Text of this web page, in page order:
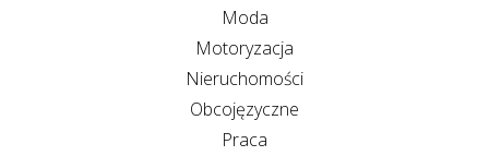
Moda
Motoryzacja
Nieruchomości
Obcojęzyczne
Praca